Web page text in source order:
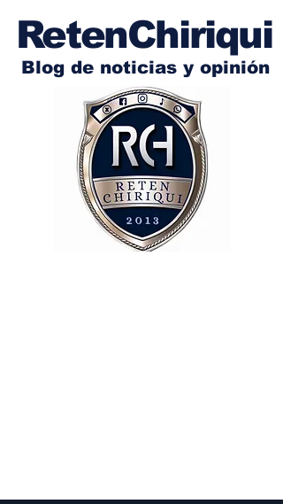
RetenChiriqui
Blog de noticias y opinión